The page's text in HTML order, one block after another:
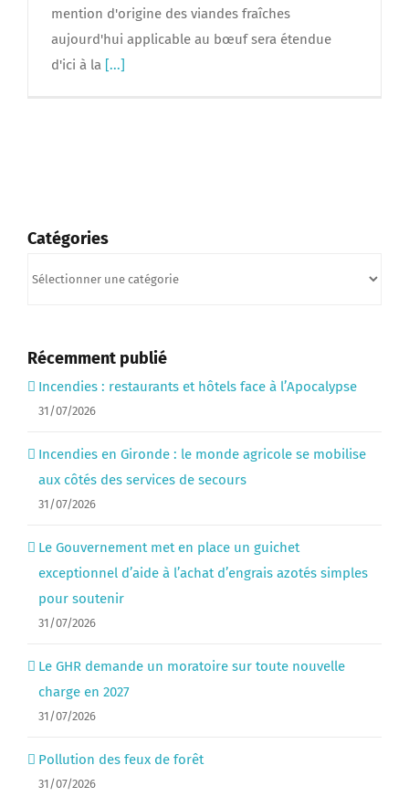
mention d'origine des viandes fraîches
aujourd'hui applicable au bœuf sera étendue
d'ici à la [...]
Catégories
Récemment publié
Incendies : restaurants et hôtels face à l’Apocalypse
31/07/2026
Incendies en Gironde : le monde agricole se mobilise
aux côtés des services de secours
31/07/2026
Le Gouvernement met en place un guichet
exceptionnel d’aide à l’achat d’engrais azotés simples
pour soutenir
31/07/2026
Le GHR demande un moratoire sur toute nouvelle
charge en 2027
31/07/2026
Pollution des feux de forêt
31/07/2026